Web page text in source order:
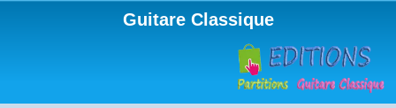
Guitare Classique